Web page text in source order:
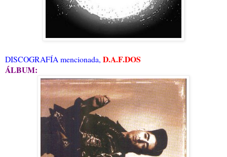
DISCOGRAFÍA mencionada, D.A.F.DOS
ÁLBUM: